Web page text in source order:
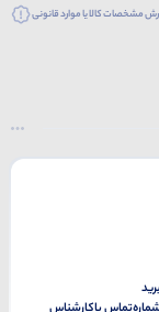
مشخصات کالا یا موارد قانونی